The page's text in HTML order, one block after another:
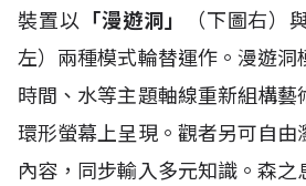
裝置以 「漫遊洞」 （下圖右）
左）兩種模式輪替運作。漫遊洞
時間、水等主題軸線重新組構
環形螢幕上呈現。觀者另可自由
內容，同步輸入多元知識。森